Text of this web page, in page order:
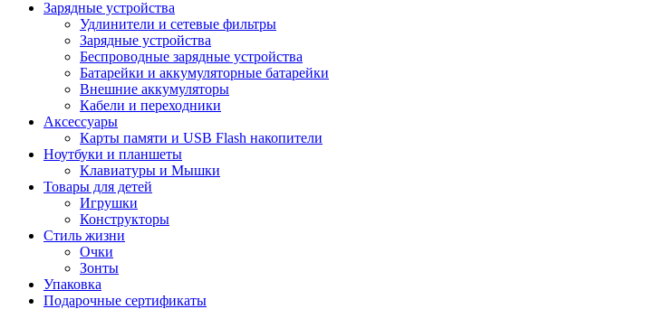
Зарядные устройства
Удлинители и сетевые фильтры
Зарядные устройства
Беспроводные зарядные устройства
Батарейки и аккумуляторные батарейки
Внешние аккумуляторы
Кабели и переходники
Аксессуары
Карты памяти и USB Flash накопители
Ноутбуки и планшеты
Клавиатуры и Мышки
Товары для детей
Игрушки
Конструкторы
Стиль жизни
Очки
Зонты
Упаковка
Подарочные сертификаты